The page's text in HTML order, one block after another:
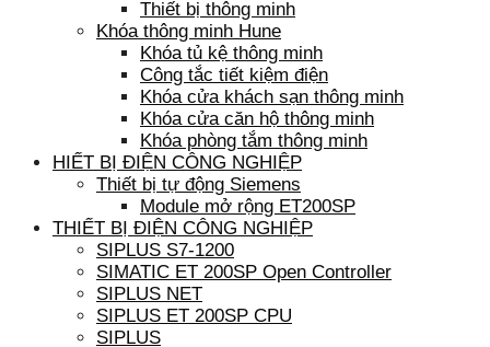
Thiết bị thông minh
Khóa thông minh Hune
Khóa tủ kệ thông minh
Công tắc tiết kiệm điện
Khóa cửa khách sạn thông minh
Khóa cửa căn hộ thông minh
Khóa phòng tắm thông minh
HIẾT BỊ ĐIỆN CÔNG NGHIỆP
Thiết bị tự động Siemens
Module mở rộng ET200SP
THIẾT BỊ ĐIỆN CÔNG NGHIỆP
SIPLUS S7-1200
SIMATIC ET 200SP Open Controller
SIPLUS NET
SIPLUS ET 200SP CPU
SIPLUS